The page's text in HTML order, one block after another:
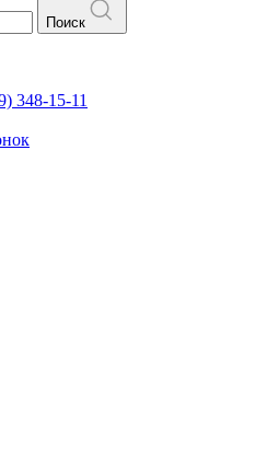
Поиск
348-15-11